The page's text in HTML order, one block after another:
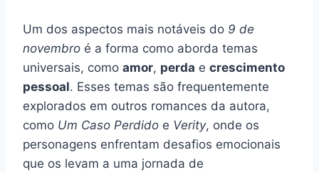
Um dos aspectos mais notáveis do 9 de
novembro é a forma como aborda temas
universais, como amor, perda e crescimento
pessoal. Esses temas são frequentemente
explorados em outros romances da autora,
como Um Caso Perdido e Verity, onde os
personagens enfrentam desafios emocionais
que os levam a uma jornada de